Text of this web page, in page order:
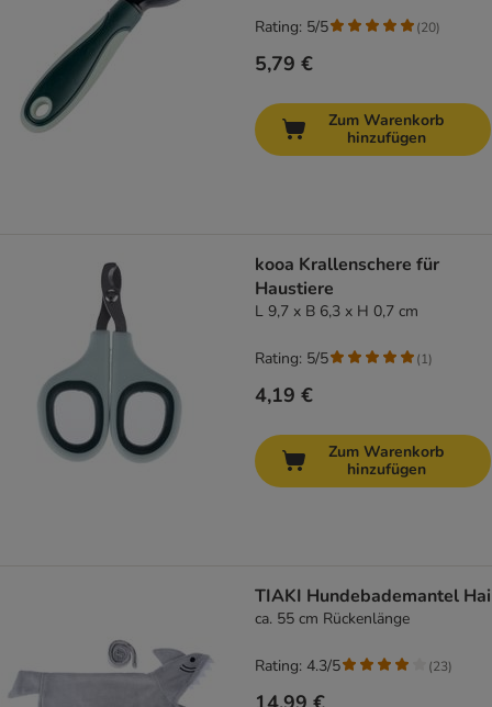
5,79 €
Rating: 5/5 (20)
Zum Warenkorb
hinzufügen
kooa Krallenschere für
Haustiere
L 9,7 x B 6,3 x H 0,7 cm
4,19 €
Rating: 5/5 (1)
Zum Warenkorb
hinzufügen
TIAKI Hundebademantel Hai
ca. 55 cm Rückenlänge
Rating: 4.3/5 (23)